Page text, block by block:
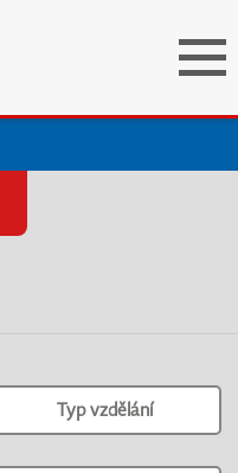
Typ vzdělání